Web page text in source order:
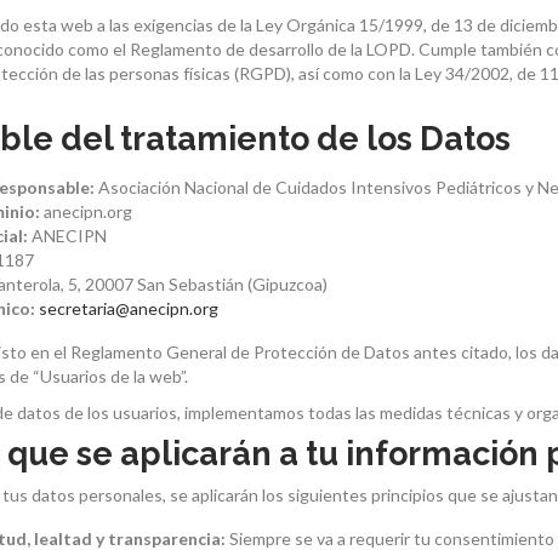
esta web a las exigencias de la Ley Orgánica 15/1999, de 13 de
como el Reglamento de desarrollo de la LOPD. Cumple
de las personas físicas (RGPD), así como con la Ley 34/2002, de
del tratamiento de los Datos
Asociación Nacional de Cuidados Intensivos Pediátricos y
anecipn.org
ANECIPN
5, 20007 San Sebastián (Gipuzcoa)
secretaria@anecipn.org
en el Reglamento General de Protección de Datos antes citado, los
“Usuarios de la web”.
datos de los usuarios, implementamos todas las medidas técnicas y
que se aplicarán a tu información
datos personales, se aplicarán los siguientes principios que se
lealtad y transparencia: Siempre se va a requerir tu